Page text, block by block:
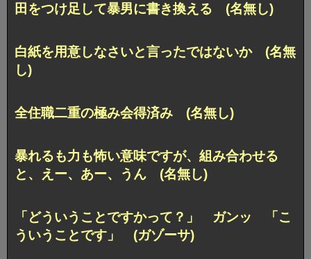
田をつけ足して暴男に書き換える (名無し)
白紙を用意しなさいと言ったではないか (名無
し)
全住職二重の極み会得済み (名無し)
暴れるも力も怖い意味ですが、組み合わせる
と、えー、あー、うん (名無し)
「どういうことですかって？」 ガンッ 「こ
ういうことです」 (ガゾーサ)